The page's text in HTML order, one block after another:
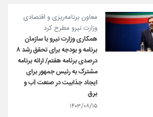
معاون برنامه‌ریزی و اقتصادی
وزارت نیرو مطرح کرد
همکاری وزارت نیرو با سازمان
برنامه و بودجه برای تحقق رشد ۸
درصدی برنامه هفتم/ ارائه برنامه
مشترک به رئیس جمهور برای
ایجاد جذابیت در صنعت آب و
برق
۱۴۰۳/۰۸/۱۵